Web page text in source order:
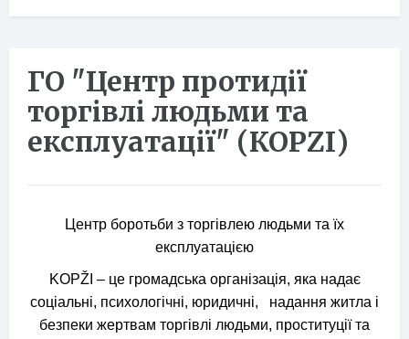
ГО "Центр протидії
торгівлі людьми та
експлуатації" (КОРZI)
Центр боротьби з торгівлею людьми та їх
експлуатацією
KOPŽI – це громадська організація, яка надає
соціальні, психологічні, юридичні, надання житла і
безпеки жертвам торгівлі людьми, проституції та